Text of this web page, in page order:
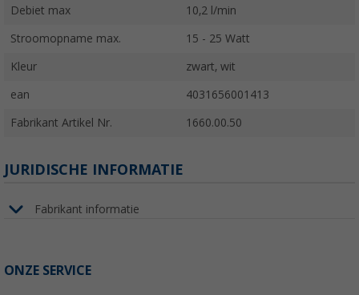
Debiet max 10,2 l/min
Stroomopname max. 15 - 25 Watt
Kleur zwart, wit
ean 4031656001413
Fabrikant Artikel Nr. 1660.00.50
JURIDISCHE INFORMATIE
Fabrikant informatie
ONZE SERVICE